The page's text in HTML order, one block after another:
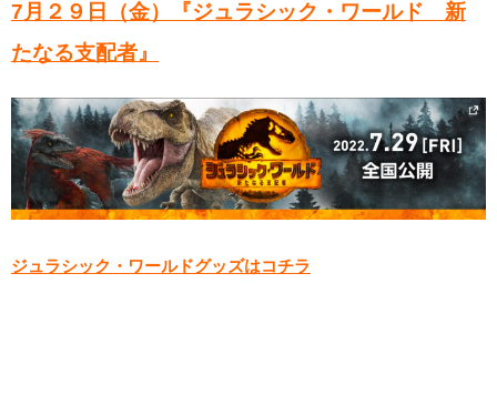
7月２９日（金）『ジュラシック・ワールド 新
たなる支配者』
ジュラシック・ワールドグッズはコチラ